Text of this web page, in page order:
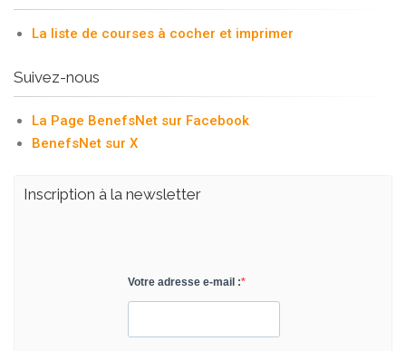
La liste de courses à cocher et imprimer
Suivez-nous
La Page BenefsNet sur Facebook
BenefsNet sur X
Inscription à la newsletter